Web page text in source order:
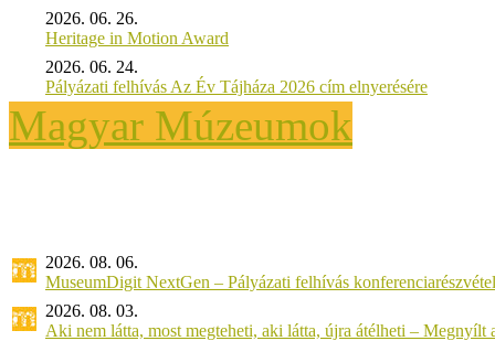
2026. 06. 26.
Heritage in Motion Award
2026. 06. 24.
Pályázati felhívás Az Év Tájháza 2026 cím elnyerésére
Magyar Múzeumok
2026. 08. 06.
MuseumDigit NextGen – Pályázati felhívás
2026. 08. 03.
Aki nem látta, most megteheti, aki látta, újra átélheti –